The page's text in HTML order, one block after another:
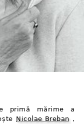
primă mărime a
Nicolae Breban ,